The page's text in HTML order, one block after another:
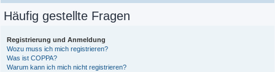
Häufig gestellte Fragen
Registrierung und Anmeldung
Wozu muss ich mich registrieren?
Was ist COPPA?
Warum kann ich mich nicht registrieren?